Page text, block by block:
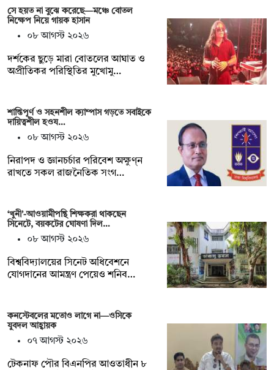
সে হয়ত না ‍বুঝে করেছে—মঞ্চে বোতল
নিক্ষেপ নিয়ে গায়ক হাসান
০৮ আগস্ট ২০২৬
দর্শকের ছুড়ে মারা বোতলের আঘাত ও
অপ্রীতিকর পরিস্থিতির মুখোমু…
শান্তিপূর্ণ ও সহনশীল ক্যাম্পাস গড়তে সবাইকে
দায়িত্বশীল হওয…
০৮ আগস্ট ২০২৬
নিরাপদ ও জ্ঞানচর্চার পরিবেশ অক্ষুণ্ন
রাখতে সকল রাজনৈতিক সংগ…
‘খুনী’-আওয়ামীপন্থি শিক্ষকরা থাকছেন
সিনেটে, বয়কটের ঘোষণা দিল…
০৮ আগস্ট ২০২৬
বিশ্ববিদ্যালয়ের সিনেট অধিবেশনে
যোগদানের আমন্ত্রণ পেয়েও শনিব…
কনস্টেবলের মতোও লাগে না—ওসিকে
যুবদল আহ্বায়ক
০৭ আগস্ট ২০২৬
টেকনাফ পৌর বিএনপির আওতাধীন ৮